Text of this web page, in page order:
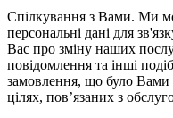
Спілкування з Вами. Ми
персональні дані для
Вас про зміну наших
повідомлення та інші
замовлення, що було Вами
цілях, пов’язаних з